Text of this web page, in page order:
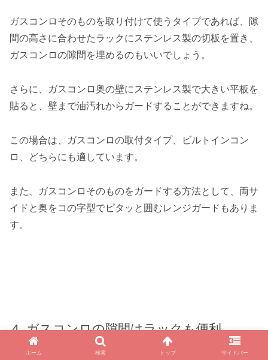
ガスコンロそのものを取り付けて使うタイプであれば、隙
間の高さに合わせたラックにステンレス製の切板を置き、
ガスコンロの隙間を埋めるのもいいでしょう。
さらに、ガスコンロ奥の壁にステンレス製で大きい平板を
貼ると、壁まで油汚れからガードすることができますね。
この場合は、ガスコンロの取付タイプ、ビルトインコン
ロ、どちらにも適しています。
また、ガスコンロそのものをガードする方法として、両サ
イドと奥をコの字型でピタッと囲むレンジガードもありま
す。
ガスコンロの隙間はラックも便利
ホーム 検索 トップ サイドバー